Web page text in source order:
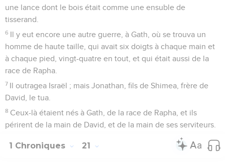
une lance dont le bois était comme une ensuble de
tisserand.
6 Il y eut encore une autre guerre, à Gath, où se trouva un
homme de haute taille, qui avait six doigts à chaque main et
à chaque pied, vingt-quatre en tout, et qui était aussi de la
race de Rapha.
7 Il outragea Israël ; mais Jonathan, fils de Shimea, frère de
David, le tua.
8 Ceux-là étaient nés à Gath, de la race de Rapha, et ils
périrent de la main de David, et de la main de ses serviteurs.
1 Chroniques 21